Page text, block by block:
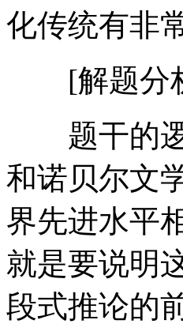
化传统有非
[解题分析
题干的逻
和诺贝尔文
界先进水平
就是要说明
段式推论的